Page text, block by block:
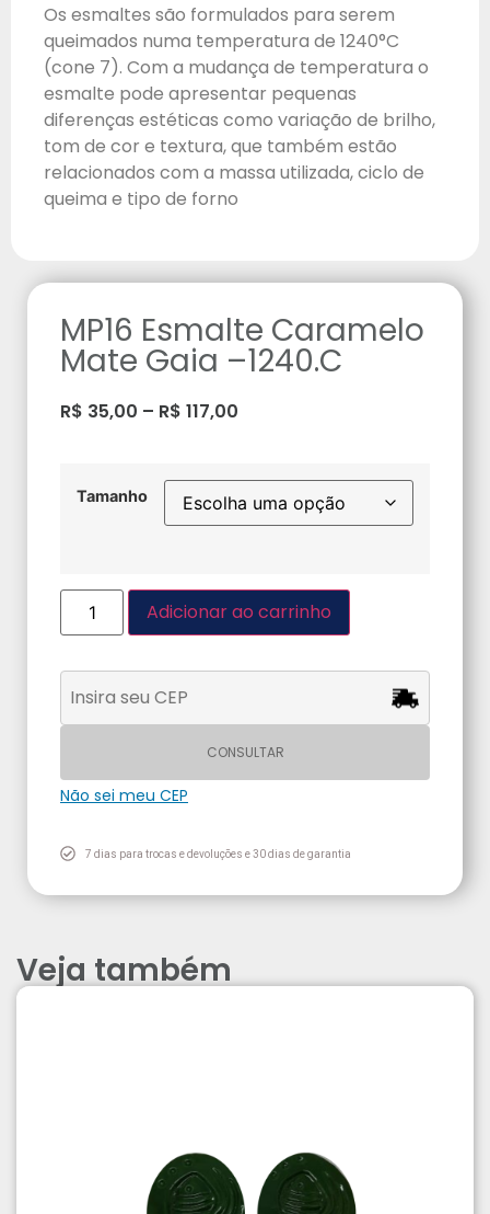
Os esmaltes são formulados para serem
queimados numa temperatura de 1240°C
(cone 7). Com a mudança de temperatura o
esmalte pode apresentar pequenas
diferenças estéticas como variação de brilho,
tom de cor e textura, que também estão
relacionados com a massa utilizada, ciclo de
queima e tipo de forno
MP16 Esmalte Caramelo
Mate Gaia –1240.C
R$ 35,00 – R$ 117,00
Tamanho
Adicionar ao carrinho
CONSULTAR
Não sei meu CEP
7 dias para trocas e devoluções e 30 dias de garantia
Veja também